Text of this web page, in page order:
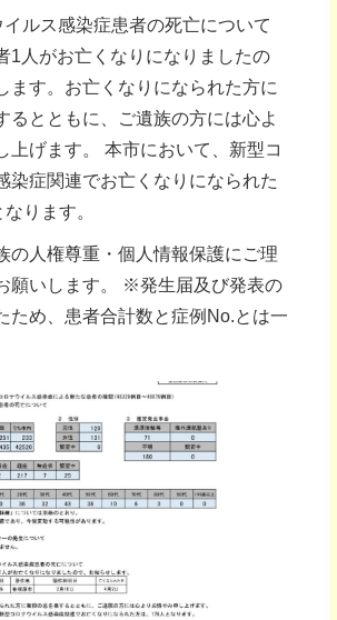
ルス感染症患者の死亡について
1人がお亡くなりになりましたの
ます。お亡くなりになられた方に
るとともに、ご遺族の方には心よ
上げます。 本市において、新型コ
染症関連でお亡くなりになられた
ります。
の人権尊重・個人情報保護にご理
願いします。 ※発生届及び発表の
ため、患者合計数と症例No.とは一